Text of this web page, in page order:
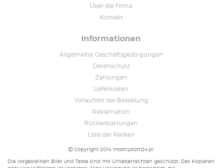
Über die Firma
Kontakt
Informationen
Allgemeine Geschäftsgedingungen
Datenschutz
Zahlungen
Lieferkosten
Vorlaufzeit der Bestellung
Reklamation
Rückerstattungen
Liste der Marken
Copyright 2014 modnydom24.pl
Die vorgestellten Biler und Texte sind mit Urheberrechten geschützt. Das Kopieren